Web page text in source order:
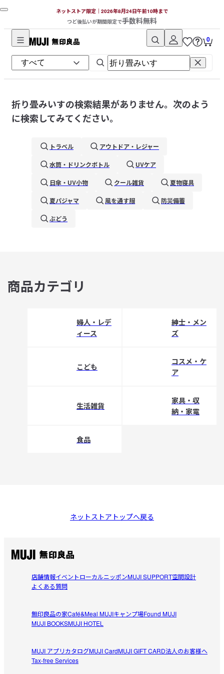
ネットストア限定｜2026年8月24日午前10時まで
つど後払いが期間限定で手数料無料
無
印
良
ネ
ッ
0
折り畳みいすの検索結果がありません。次のよう
に検索してみてください。
トラベル
アウトドア・レジャー
水筒・ドリンクボトル
UVケア
日傘・UV小物
クール雑貨
夏物寝具
夏パジャマ
風を通す服
防災備蓄
ぶどう
商品カテゴリ
婦人・レデ
ィース
紳士・メン
ズ
こども
コスメ・ケ
ア
生活雑貨
家具・収
納・家電
食品
ネットストアトップへ戻る
店舗情報イベントローカルニッポンMUJI SUPPORT空間設計
よくある質問
無印良品の家Café&Meal MUJIキャンプ場Found MUJI
MUJI BOOKSMUJI HOTEL
MUJI アプリカタログMUJI CardMUJI GIFT CARD法人のお客様へ
Tax-free Services